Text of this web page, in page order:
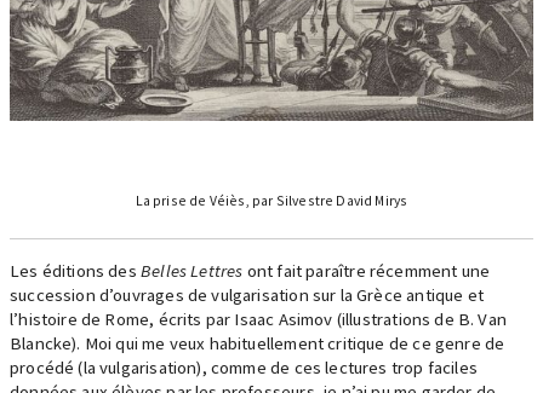
La prise de Véiès, par Silvestre David Mirys
Les éditions desBelles Lettres ont fait paraître récemment une
succession d’ouvrages de vulgarisation sur la Grèce antique et
l’histoire de Rome, écrits par Isaac Asimov (illustrations de B. Van
Blancke). Moi qui me veux habituellement critique de ce genre de
procédé (la vulgarisation), comme de ces lectures trop faciles